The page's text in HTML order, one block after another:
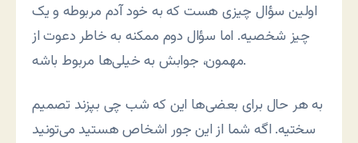
اولین سؤال چیزی هست که به خود آدم مربوطه و یک
چیز شخصیه. اما سؤال دوم ممکنه به خاطر دعوت از
مهمون، جوابش به خیلی‌ها مربوط باشه.
به هر حال برای بعضی‌ها این که شب چی بپزند تصمیم
سختیه. اگه شما از این جور اشخاص هستید می‌تونید